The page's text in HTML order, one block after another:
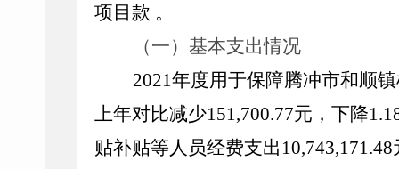
项目款 。
（一）基本支出情况
2021年度用于保障腾冲市和顺
上年对比减少151,700.77元，下降
贴补贴等人员经费支出 10,743,171.48